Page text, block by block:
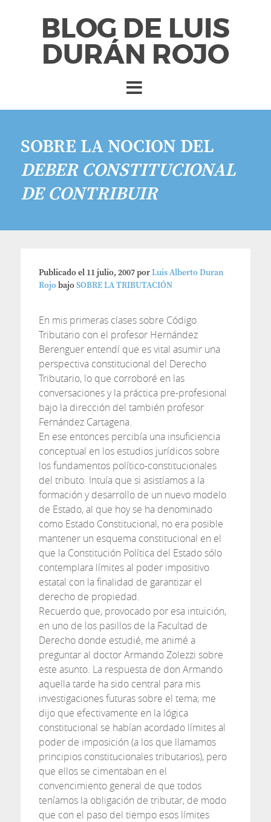
BLOG DE LUIS
DURÁN ROJO
SOBRE LA NOCION DEL
DEBER CONSTITUCIONAL
DE CONTRIBUIR
Publicado el 11 julio, 2007porLuis Alberto Duran
RojobajoSOBRE LA TRIBUTACIÓN
En mis primeras clases sobre Código
Tributario con el profesor Hernández
Berenguer entendí que es vital asumir una
perspectiva constitucional del Derecho
Tributario, lo que corroboré en las
conversaciones y la práctica pre-profesional
bajo la dirección del también profesor
Fernández Cartagena.
En ese entonces percibía una insuficiencia
conceptual en los estudios jurídicos sobre
los fundamentos político-constitucionales
del tributo. Intuía que si asistíamos a la
formación y desarrollo de un nuevo modelo
de Estado, al que hoy se ha denominado
como Estado Constitucional, no era posible
mantener un esquema constitucional en el
que la Constitución Política del Estado sólo
contemplara límites al poder impositivo
estatal con la finalidad de garantizar el
derecho de propiedad.
Recuerdo que, provocado por esa intuición,
en uno de los pasillos de la Facultad de
Derecho donde estudié, me animé a
preguntar al doctor Armando Zolezzi sobre
este asunto. La respuesta de don Armando
aquella tarde ha sido central para mis
investigaciones futuras sobre el tema; me
dijo que efectivamente en la lógica
constitucional se habían acordado límites al
poder de imposición (a los que llamamos
principios constitucionales tributarios), pero
que ellos se cimentaban en el
convencimiento general de que todos
teníamos la obligación de tributar, de modo
que con el paso del tiempo esos límites